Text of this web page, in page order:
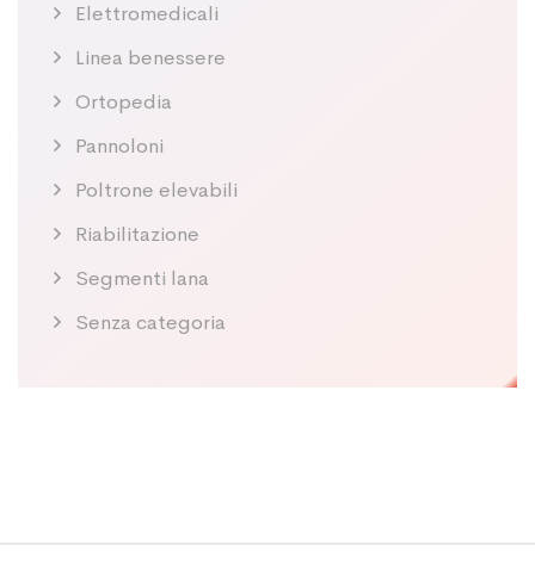
Elettromedicali
Linea benessere
Ortopedia
Pannoloni
Poltrone elevabili
Riabilitazione
Segmenti lana
Senza categoria